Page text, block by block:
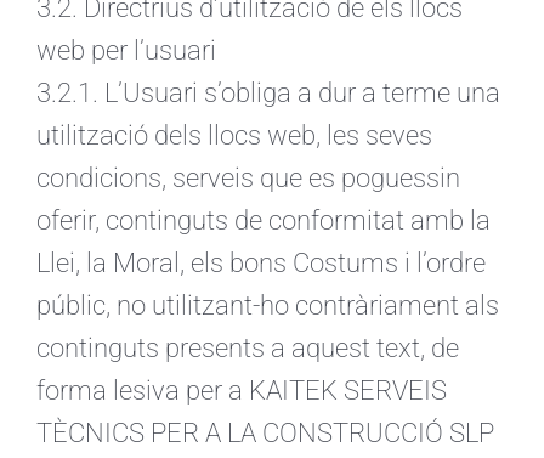
3.2. Directrius d’utilització de els llocs
web per l’usuari
3.2.1. L’Usuari s’obliga a dur a terme una
utilització dels llocs web, les seves
condicions, serveis que es poguessin
oferir, continguts de conformitat amb la
Llei, la Moral, els bons Costums i l’ordre
públic, no utilitzant-ho contràriament als
continguts presents a aquest text, de
forma lesiva per a KAITEK SERVEIS
TÈCNICS PER A LA CONSTRUCCIÓ SLP